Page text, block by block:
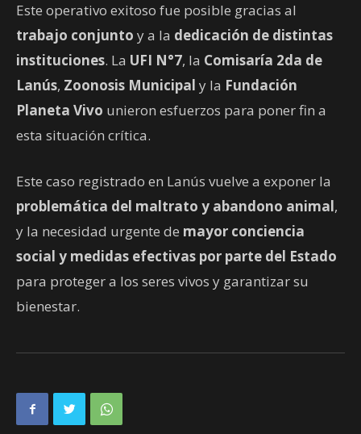
Este operativo exitoso fue posible gracias al
trabajo conjunto y a la dedicación de distintas
instituciones. La UFI N°7, la Comisaría 2da de
Lanús, Zoonosis Municipal y la Fundación
Planeta Vivo unieron esfuerzos para poner fin a
esta situación crítica.
Este caso registrado en Lanús vuelve a exponer la
problemática del maltrato y abandono animal,
y la necesidad urgente de mayor conciencia
social y medidas efectivas por parte del Estado
para proteger a los seres vivos y garantizar su
bienestar.